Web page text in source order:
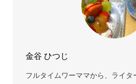
金谷 ひつじ
フルタイムワーママから、ライ